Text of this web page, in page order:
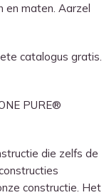
en maten. Aarzel
catalogus gratis.
PURE®
die zelfs de
constructie. Het